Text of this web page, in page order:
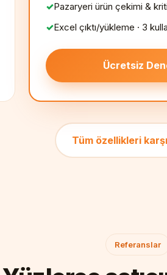
Pazaryeri ürün çekimi &
Excel çıktı/yükleme · 3
Ücretsiz
Tüm özellikleri
Referanslar